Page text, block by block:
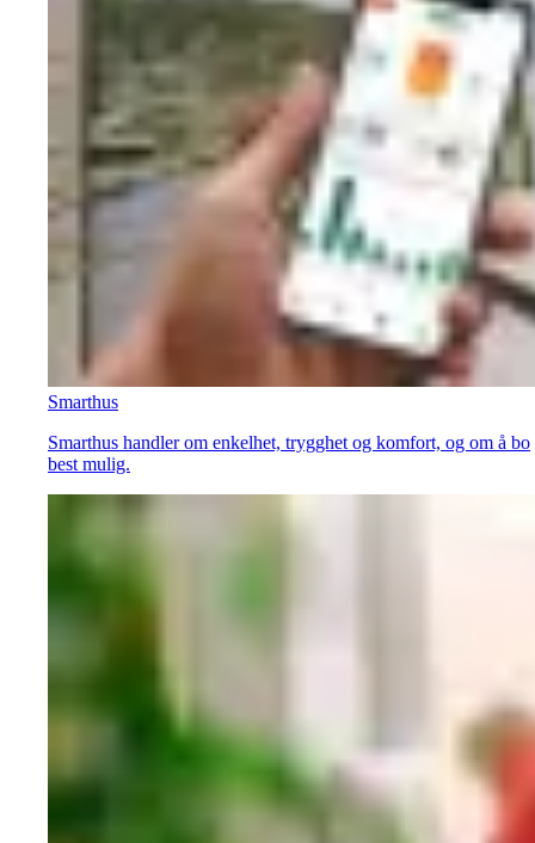
Smarthus
Smarthus handler om enkelhet, trygghet og komfort, og om å bo
best mulig.